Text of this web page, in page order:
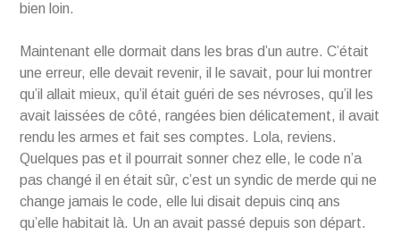
bien loin.
Maintenant elle dormait dans les bras d’un autre. C’était
une erreur, elle devait revenir, il le savait, pour lui montrer
qu’il allait mieux, qu’il était guéri de ses névroses, qu’il les
avait laissées de côté, rangées bien délicatement, il avait
rendu les armes et fait ses comptes. Lola, reviens.
Quelques pas et il pourrait sonner chez elle, le code n’a
pas changé il en était sûr, c’est un syndic de merde qui ne
change jamais le code, elle lui disait depuis cinq ans
qu’elle habitait là. Un an avait passé depuis son départ.